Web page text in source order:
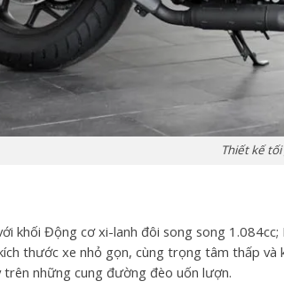
Thiết kế
khối Động cơ xi-lanh đôi song song
thước xe nhỏ gọn, cùng trọng tâm thấp
những cung đường đèo uốn lượn.